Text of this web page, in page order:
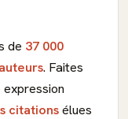
de 37 000
auteurs. Faites
expression
citationsélues